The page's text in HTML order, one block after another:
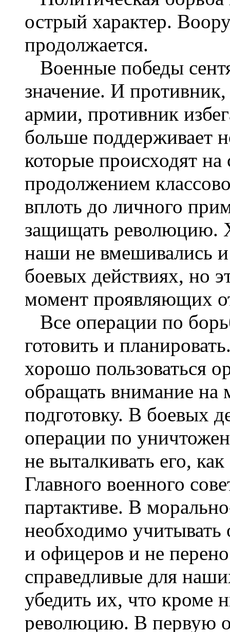
острый характер.
продолжается.
Военные победы
значение. И
армии, противник
больше поддерживает
которые происходят на
продолжением
вплоть до личного
защищать революцию.
наши не вмешивались
боевых действиях, но
момент проявляющих
Все операции по
готовить и
хорошо пользоваться
обращать внимание на
подготовку. В боевых
операции по
не выталкивать его,
Главного военного
партактиве. В
необходимо учитывать
и офицеров и не
справедливые для
убедить их, что кроме
революцию. В первую